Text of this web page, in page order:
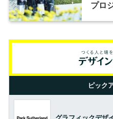
プロ
ピック
グラフィックデザ